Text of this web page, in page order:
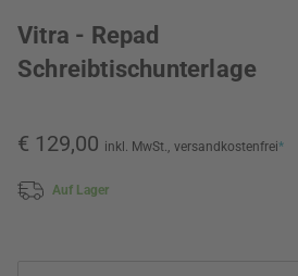
Vitra - Repad
Schreibtischunterlage
€ 129,00 inkl. MwSt., versandkostenfrei*
Auf Lager